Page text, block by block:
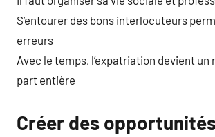
S’entourer des bons interlocuteurs
erreurs
Avec le temps, l’expatriation devient un
part entière
Créer des